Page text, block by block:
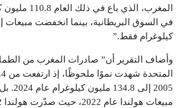
المغرب، الذي
كيلوغرام فقط.”
وأضاف التقرير أن” صادرات المغرب من
2005 إلى